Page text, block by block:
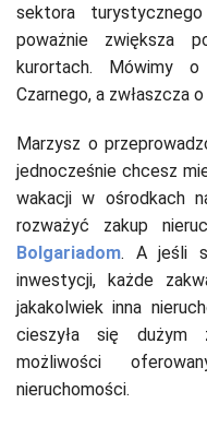
sektora
poważnie zwiększa
kurortach. Mówimy
Czarnego, a zwłaszcza
Marzysz o
jednocześnie chcesz
wakacji w ośrodkach
rozważyć zakup
Bolgariadom. A jeśli
inwestycji, każde
jakakolwiek inna
cieszyła się dużym
możliwości
nieruchomości.